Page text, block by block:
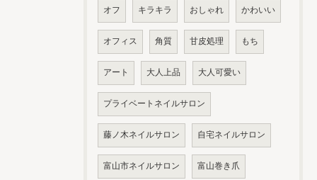
オフ キラキラ おしゃれ かわいい
オフィス 角質 甘皮処理 もち
アート 大人上品 大人可愛い
プライベートネイルサロン
藤ノ木ネイルサロン 自宅ネイルサロン
富山市ネイルサロン 富山巻き爪